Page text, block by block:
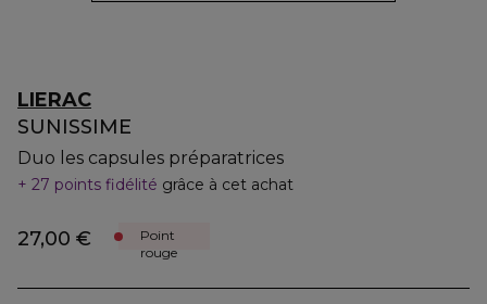
LIERAC
SUNISSIME
Duo les capsules préparatrices
27 points fidélité grâce à cet achat
27,00 €
Point
rouge